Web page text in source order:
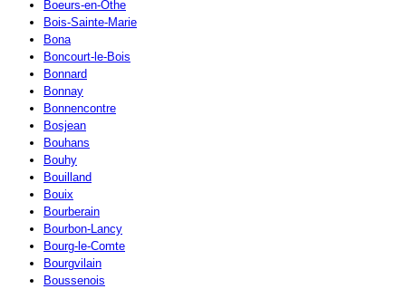
Boeurs-en-Othe
Bois-Sainte-Marie
Bona
Boncourt-le-Bois
Bonnard
Bonnay
Bonnencontre
Bosjean
Bouhans
Bouhy
Bouilland
Bouix
Bourberain
Bourbon-Lancy
Bourg-le-Comte
Bourgvilain
Boussenois